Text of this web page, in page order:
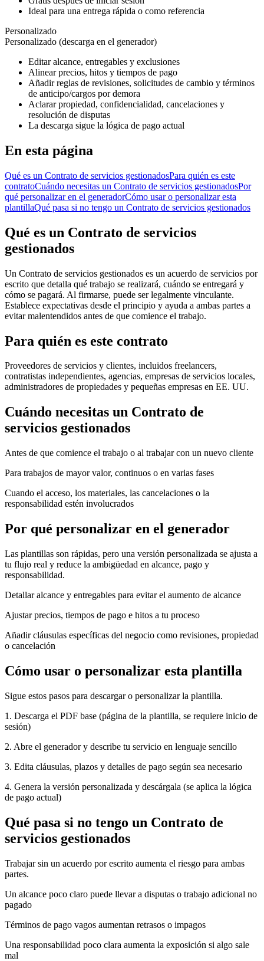
Ideal para una entrega rápida o como referencia
Personalizado
Personalizado (descarga en el generador)
Editar alcance, entregables y exclusiones
Alinear precios, hitos y tiempos de pago
Añadir reglas de revisiones, solicitudes de cambio y términos
de anticipo/cargos por demora
Aclarar propiedad, confidencialidad, cancelaciones y
resolución de disputas
La descarga sigue la lógica de pago actual
En esta página
Qué es un Contrato de servicios gestionadosPara quién es este
contratoCuándo necesitas un Contrato de servicios gestionadosPor
qué personalizar en el generadorCómo usar o personalizar esta
plantillaQué pasa si no tengo un Contrato de servicios gestionados
Qué es un Contrato de servicios
gestionados
Un Contrato de servicios gestionados es un acuerdo de servicios por
escrito que detalla qué trabajo se realizará, cuándo se entregará y
cómo se pagará. Al firmarse, puede ser legalmente vinculante.
Establece expectativas desde el principio y ayuda a ambas partes a
evitar malentendidos antes de que comience el trabajo.
Para quién es este contrato
Proveedores de servicios y clientes, incluidos freelancers,
contratistas independientes, agencias, empresas de servicios locales,
administradores de propiedades y pequeñas empresas en EE. UU.
Cuándo necesitas un Contrato de
servicios gestionados
Antes de que comience el trabajo o al trabajar con un nuevo cliente
Para trabajos de mayor valor, continuos o en varias fases
Cuando el acceso, los materiales, las cancelaciones o la
responsabilidad estén involucrados
Por qué personalizar en el generador
Las plantillas son rápidas, pero una versión personalizada se ajusta a
tu flujo real y reduce la ambigüedad en alcance, pago y
responsabilidad.
Detallar alcance y entregables para evitar el aumento de alcance
Ajustar precios, tiempos de pago e hitos a tu proceso
Añadir cláusulas específicas del negocio como revisiones, propiedad
o cancelación
Cómo usar o personalizar esta plantilla
Sigue estos pasos para descargar o personalizar la plantilla.
1. Descarga el PDF base (página de la plantilla, se requiere inicio de
sesión)
2. Abre el generador y describe tu servicio en lenguaje sencillo
3. Edita cláusulas, plazos y detalles de pago según sea necesario
4. Genera la versión personalizada y descárgala (se aplica la lógica
de pago actual)
Qué pasa si no tengo un Contrato de
servicios gestionados
Trabajar sin un acuerdo por escrito aumenta el riesgo para ambas
partes.
Un alcance poco claro puede llevar a disputas o trabajo adicional no
pagado
Términos de pago vagos aumentan retrasos o impagos
Una responsabilidad poco clara aumenta la exposición si algo sale
mal